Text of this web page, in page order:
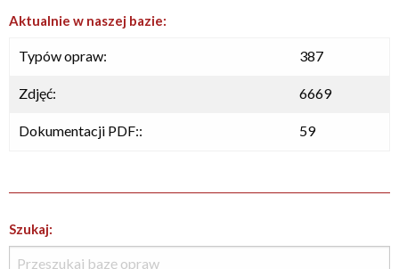
Aktualnie w naszej bazie:
Typów opraw: 387
Zdjęć: 6669
Dokumentacji PDF:: 59
Szukaj: